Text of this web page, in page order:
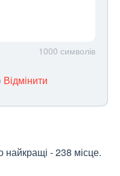
1000 символів
Відмінити
- 238 місце.